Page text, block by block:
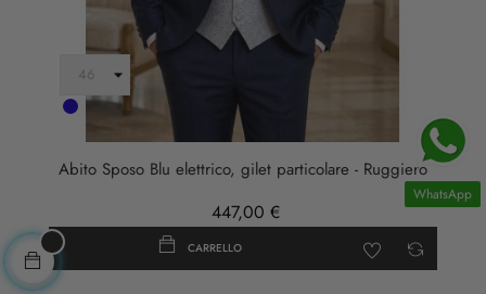
colore
fiordaliso
Abito Sposo Blu elettrico, gilet particolare - Ruggiero
447,00 €
CARRELLO
WhatsApp